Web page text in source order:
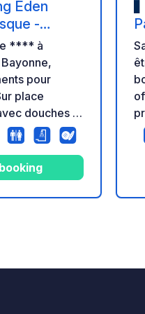
Eden
-
**** à
pour
place
douches et
de jeux...